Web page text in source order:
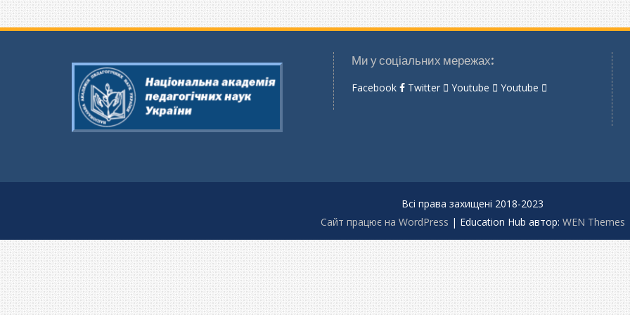
Ми у соціальних мережах:
Facebook Twitter Youtube Youtube
Всі права захищені 2018-2023
Сайт працює на WordPress | Education Hub автор: WEN Themes